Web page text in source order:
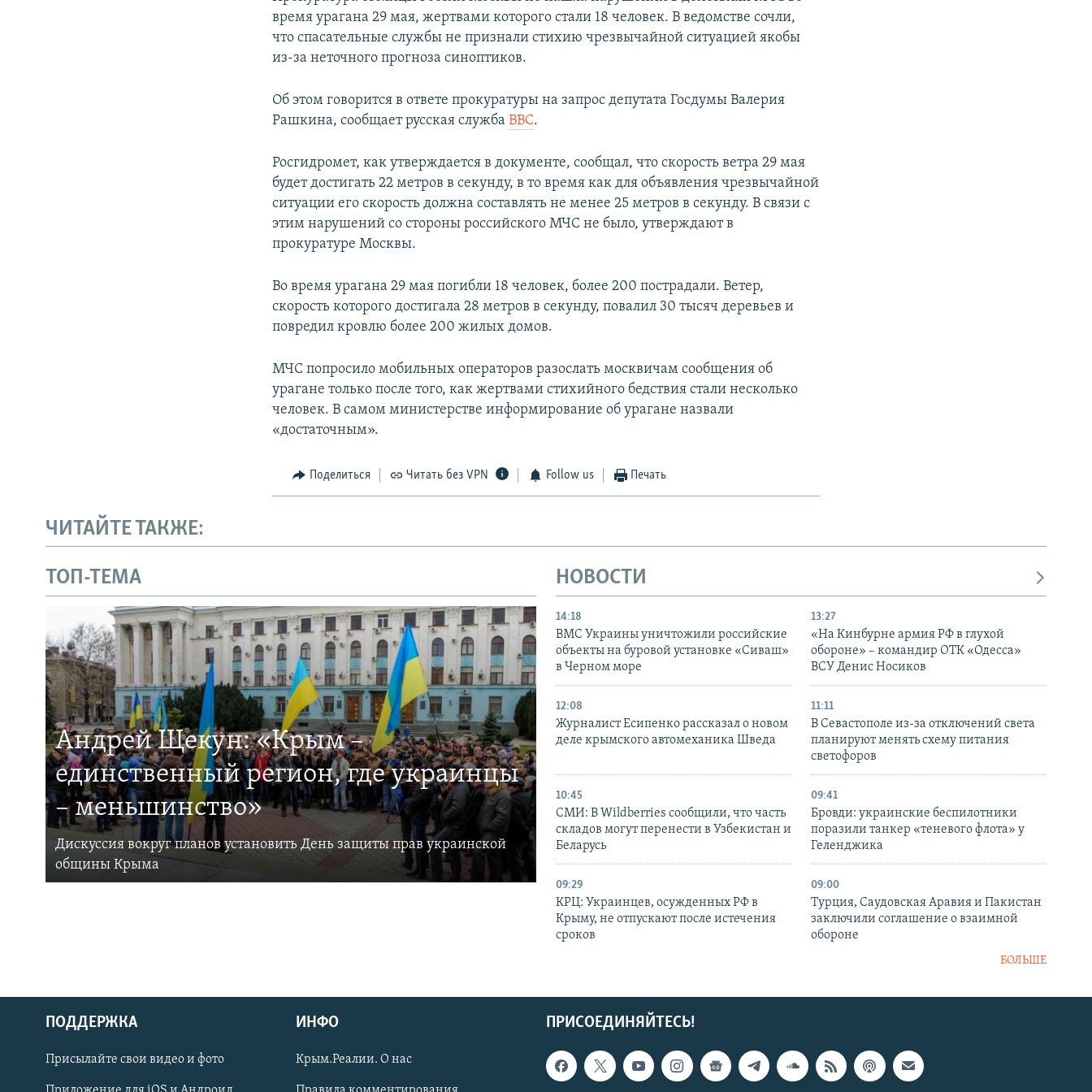
Українською
Qırımtatar
время урагана 29 мая, жертвами которого стали 18 человек. В ведомстве сочли,
что спасательные службы не признали стихию чрезвычайной ситуацией якобы
из-за неточного прогноза синоптиков.
Об этом говорится в ответе прокуратуры на запрос депутата Госдумы Валерия
Рашкина, сообщает русская службаВВС.
Росгидромет, как утверждается в документе, сообщал, что скорость ветра 29 мая
будет достигать 22 метров в секунду, в то время как для объявления чрезвычайной
ситуации его скорость должна составлять не менее 25 метров в секунду. В связи с
этим нарушений со стороны российского МЧС не было, утверждают в
прокуратуре Москвы.
Во время урагана 29 мая погибли 18 человек, более 200 пострадали. Ветер,
скорость которого достигала 28 метров в секунду, повалил 30 тысяч деревьев и
повредил кровлю более 200 жилых домов.
МЧС попросило мобильных операторов разослать москвичам сообщения об
урагане только после того, как жертвами стихийного бедствия стали несколько
человек. В самом министерстве информирование об урагане назвали
«достаточным».
Поделиться Читать без VPN Follow us Печать
ЧИТАЙТЕ ТАКЖЕ:
ТОП-ТЕМА
Андрей Щекун: «Крым –
единственный регион, где украинцы
– меньшинство»
Дискуссия вокруг планов установить День защиты прав украинской
общины Крыма
НОВОСТИ
14:18
ВМС Украины уничтожили российские
объекты на буровой установке «Сиваш»
в Черном море
13:27
«На Кинбурне армия РФ в глухой
обороне» – командир ОТК «Одесса»
ВСУ Денис Носиков
12:08
Журналист Есипенко рассказал о новом
деле крымского автомеханика Шведа
11:11
В Севастополе из-за отключений света
планируют менять схему питания
светофоров
10:45
СМИ: В Wildberries сообщили, что часть
складов могут перенести в Узбекистан и
Беларусь
09:41
Бровди: украинские беспилотники
поразили танкер «теневого флота» у
Геленджика
09:29
КРЦ: Украинцев, осужденных РФ в
Крыму, не отпускают после истечения
сроков
09:00
Турция, Саудовская Аравия и Пакистан
заключили соглашение о взаимной
обороне
БОЛЬШЕ
ПРИСОЕДИНЯЙТЕСЬ!
ПОДДЕРЖКА
Присылайте свои видео и фото
ИНФО
Крым.Реалии. О нас